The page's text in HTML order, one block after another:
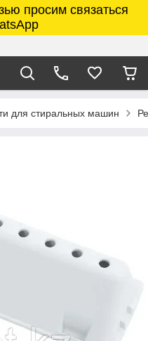
просим связаться
для стиральных машин